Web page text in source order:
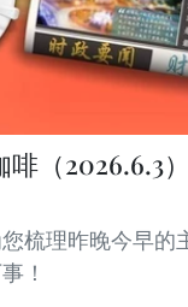
（2026.6.3）
梳理昨晚今早的
！